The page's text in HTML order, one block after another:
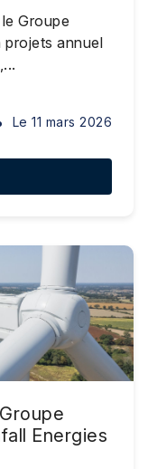
Groupe
projets annuel
Le 11 mars 2026
Energies